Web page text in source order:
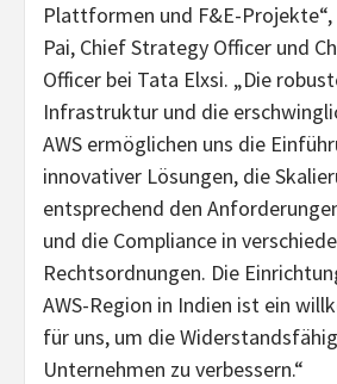
Plattformen und F&E-
Pai, Chief Strategy Officer und
Officer bei Tata Elxsi. „Die
Infrastruktur und die
AWS ermöglichen uns die
innovativer Lösungen, die
entsprechend den
und die Compliance in
Rechtsordnungen. Die
AWS-Region in Indien ist ein
für uns, um die
Unternehmen zu verbessern.“